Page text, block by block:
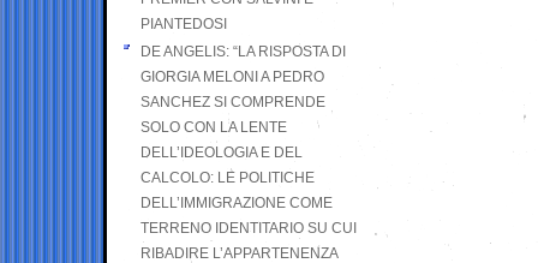
PIANTEDOSI
DE ANGELIS: “LA RISPOSTA DI
GIORGIA MELONI A PEDRO
SANCHEZ SI COMPRENDE
SOLO CON LA LENTE
DELL’IDEOLOGIA E DEL
CALCOLO: LE POLITICHE
DELL’IMMIGRAZIONE COME
TERRENO IDENTITARIO SU CUI
RIBADIRE L’APPARTENENZA